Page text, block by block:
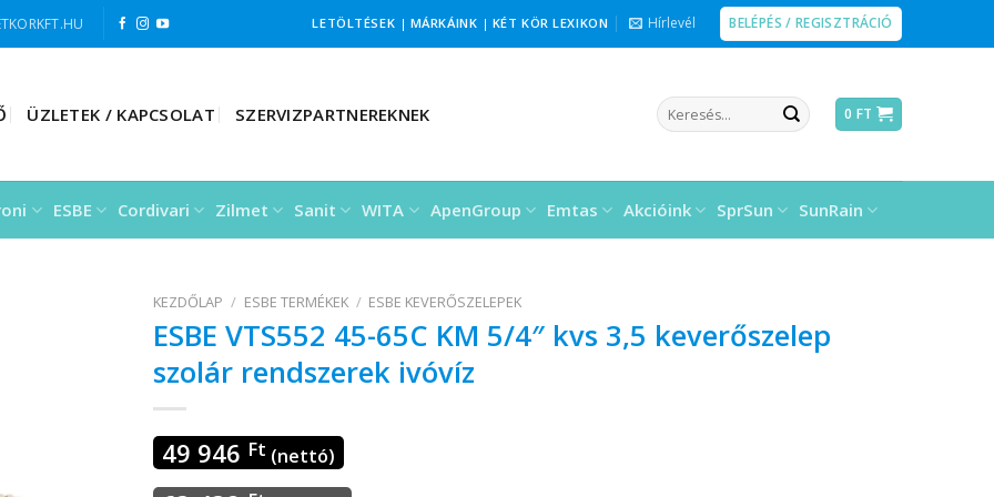
LETÖLTÉSEK | MÁRKÁINK | KÉT KÖR LEXIKON Hírlevél BELÉPÉS / REGISZTRÁCIÓ
ÜZLETEK / KAPCSOLAT SZERVIZPARTNEREKNEK
Keresés
a
0 FT
ESBE Cordivari Zilmet Sanit WITA ApenGroup Emtas Akcióink SprSun SunRain
KEZDŐLAP / ESBE TERMÉKEK / ESBE KEVERŐSZELEPEK
ESBE VTS552 45-65C KM 5/4″ kvs 3,5 keverőszelep
szolár rendszerek ivóvíz
49 946 Ft (nettó)